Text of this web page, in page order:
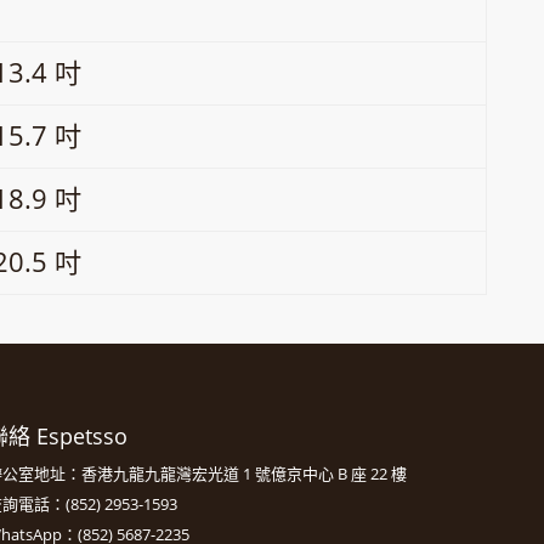
吋
吋
吋
吋
絡 Espetsso
室地址：香港九龍九龍灣宏光道 1 號億京中心 B 座 22 樓
電話：(852) 2953-1593
：(852) 5687-2235